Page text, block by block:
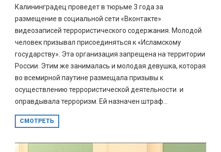
Калининградец проведет в тюрьме 3 года за
размещение в социальной сети «Вконтакте»
видеозаписей террористического содержания. Молодой
человек призывал присоединяться к «Исламскому
государству». Эта организация запрещена на территории
России. Этим же занималась и молодая девушка, которая
во всемирной паутине размещала призывы к
осуществлению террористической деятельности и
оправдывала терроризм. Ей назначен штраф...
СМОТРЕТЬ